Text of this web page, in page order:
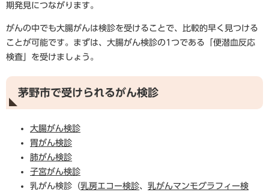
期発見につながります。
がんの中でも大腸がんは検診を受けることで、比較的早く見つける
ことが可能です。まずは、大腸がん検診の1つである「便潜血反応
検査」を受けましょう。
茅野市で受けられるがん検診
大腸がん検診
胃がん検診
肺がん検診
子宮がん検診
乳がん検診（乳房エコー検診、 乳がんマンモグラフィー検